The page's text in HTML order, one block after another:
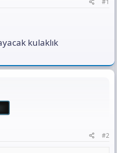
ı
o
l
kulaklık
#2